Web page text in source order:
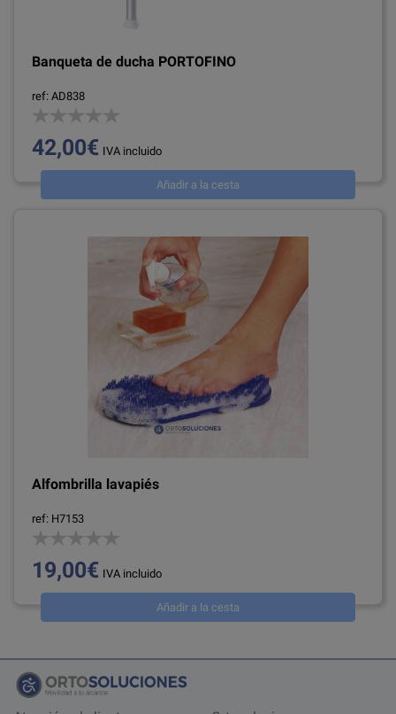
Banqueta de ducha PORTOFINO
ref: AD838
42,00€ IVA incluido
Añadir a la cesta
Alfombrilla lavapiés
ref: H7153
19,00€ IVA incluido
Añadir a la cesta